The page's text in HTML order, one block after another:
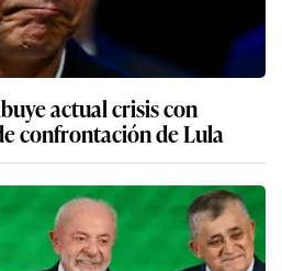
actual crisis con
confrontación de Lula